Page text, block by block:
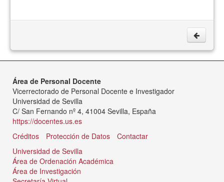
Área de Personal Docente
Vicerrectorado de Personal Docente e Investigador
Universidad de Sevilla
C/ San Fernando nº 4, 41004 Sevilla, España
https://docentes.us.es
Créditos
Protección de Datos
Contactar
Universidad de Sevilla
Área de Ordenación Académica
Área de Investigación